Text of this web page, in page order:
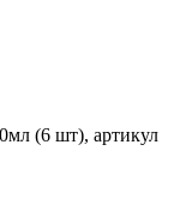
(6 шт), артикул